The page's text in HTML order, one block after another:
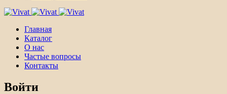
Главная
Каталог
О нас
Частые вопросы
Контакты
Войти